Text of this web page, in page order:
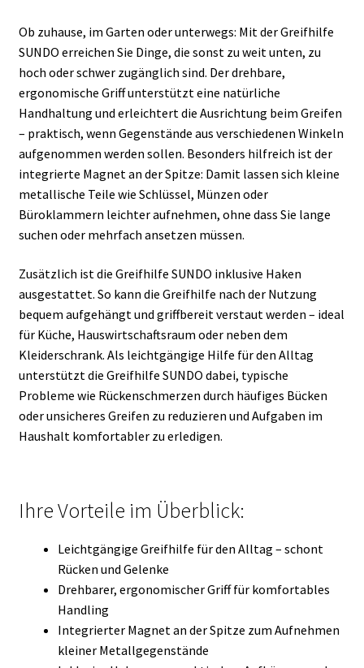
Ob zuhause, im Garten oder unterwegs: Mit der Greifhilfe
SUNDO erreichen Sie Dinge, die sonst zu weit unten, zu
hoch oder schwer zugänglich sind. Der drehbare,
ergonomische Griff unterstützt eine natürliche
Handhaltung und erleichtert die Ausrichtung beim Greifen
– praktisch, wenn Gegenstände aus verschiedenen Winkeln
aufgenommen werden sollen. Besonders hilfreich ist der
integrierte Magnet an der Spitze: Damit lassen sich kleine
metallische Teile wie Schlüssel, Münzen oder
Büroklammern leichter aufnehmen, ohne dass Sie lange
suchen oder mehrfach ansetzen müssen.
Zusätzlich ist die Greifhilfe SUNDO inklusive Haken
ausgestattet. So kann die Greifhilfe nach der Nutzung
bequem aufgehängt und griffbereit verstaut werden – ideal
für Küche, Hauswirtschaftsraum oder neben dem
Kleiderschrank. Als leichtgängige Hilfe für den Alltag
unterstützt die Greifhilfe SUNDO dabei, typische
Probleme wie Rückenschmerzen durch häufiges Bücken
oder unsicheres Greifen zu reduzieren und Aufgaben im
Haushalt komfortabler zu erledigen.
Ihre Vorteile im Überblick:
Leichtgängige Greifhilfe für den Alltag – schont
Rücken und Gelenke
Drehbarer, ergonomischer Griff für komfortables
Handling
Integrierter Magnet an der Spitze zum Aufnehmen
kleiner Metallgegenstände